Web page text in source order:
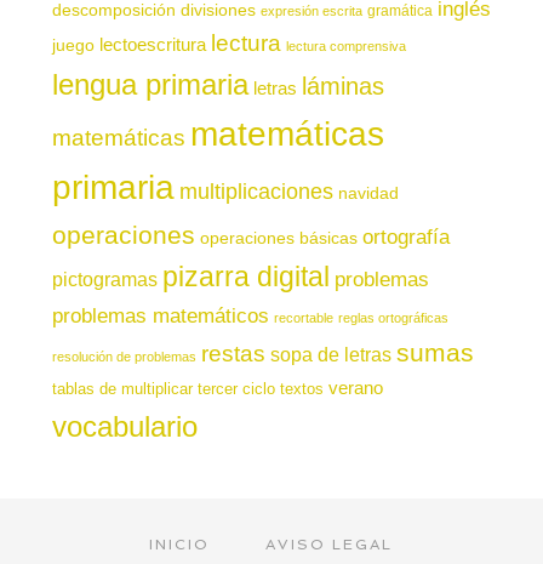
descomposición divisiones expresión escrita gramática inglés
juego lectoescritura lectura lectura comprensiva
lengua primaria letras láminas
matemáticas matemáticas
primaria multiplicaciones navidad
operaciones operaciones básicas ortografía
pictogramas pizarra digital problemas
problemas matemáticos recortable reglas ortográficas
resolución de problemas restas sopa de letras sumas
tablas de multiplicar tercer ciclo textos verano
vocabulario
INICIO AVISO LEGAL